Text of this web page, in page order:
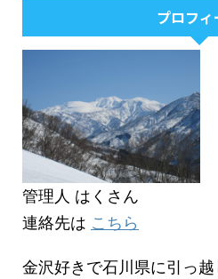
プロフィ
管理人 はくさん
連絡先は こちら
金沢好きで石川県に引っ